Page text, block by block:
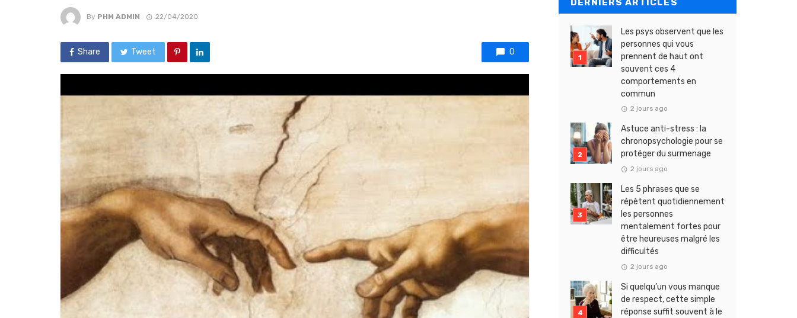
By PHM ADMIN 22/04/2020
Share Tweet 0
DERNIERS ARTICLES
Les psys observent que les
personnes qui vous
prennent de haut ont
souvent ces 4
comportements en
commun
2 jours ago
Astuce anti-stress : la
chronopsychologie pour se
protéger du surmenage
2 jours ago
Les 5 phrases que se
répètent quotidiennement
les personnes
mentalement fortes pour
être heureuses malgré les
difficultés
2 jours ago
Si quelqu’un vous manque
de respect, cette simple
réponse suffit souvent à le